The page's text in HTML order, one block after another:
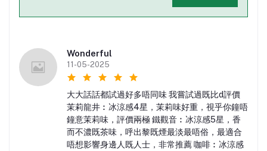
Wonderful
11-05-2025
大大話話都試過好多唔同味 我嘗試過既比d評價
茉莉龍井︰冰涼感4星，茉莉味好重，視乎你鐘唔
鐘意茉莉味，評價兩極 鐵觀音︰冰涼感5星，香
而不濃既茶味，呼出黎既煙最淡最唔俗，最適合
唔想影響身邊人既人士，非常推薦 咖啡︰冰涼感